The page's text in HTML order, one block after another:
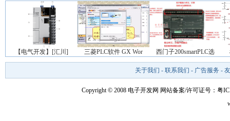
【电气开发】[汇川] 三菱PLC软件 GX Wor 西门子200smartPLC选
关于我们 - 联系我们 - 广告服务 -
Copyright © 2008 电子开发网 网站备案/许可证号：粤